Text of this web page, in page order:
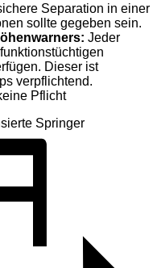
Separation in einer
sollte gegeben sein.
Jeder
Dieser ist
verpflichtend.
Pflicht
Springer